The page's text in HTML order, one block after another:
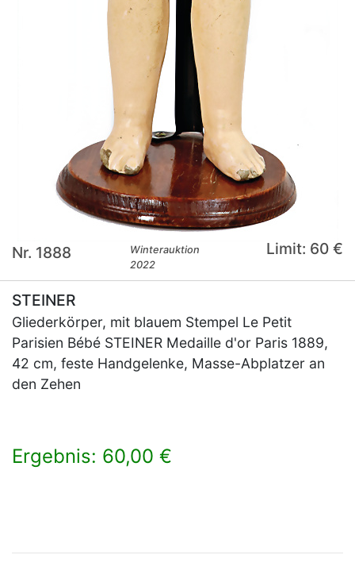
Nr. 1888
Winterauktion
2022
Limit: 60 €
STEINER
Gliederkörper, mit blauem Stempel Le Petit
Parisien Bébé STEINER Medaille d'or Paris 1889,
42 cm, feste Handgelenke, Masse-Abplatzer an
den Zehen
Ergebnis: 60,00 €